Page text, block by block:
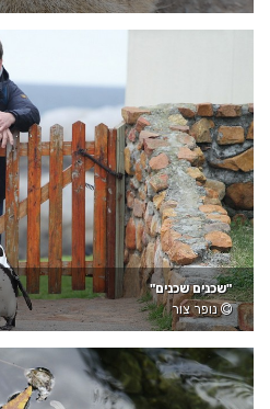
"שכנים שכנים"
נופר צור